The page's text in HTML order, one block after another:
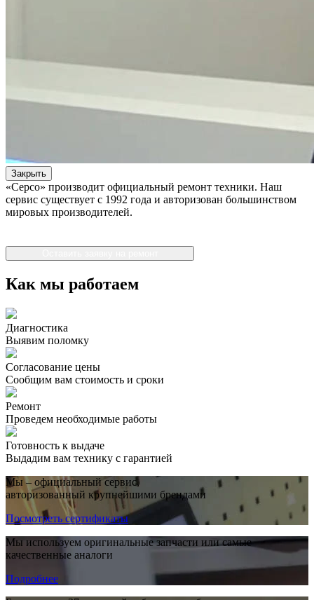
Закрыть
«Серсо» производит официальный ремонт техники. Наш
сервис существует с 1992 года и авторизован большинством
мировых производителей.
Как мы работаем
Диагностика
Выявим поломку
Согласование цены
Сообщим вам стоимость и сроки
Ремонт
Проведем необходимые работы
Готовность к выдаче
Выдадим вам технику с гарантией
Мы – официальный сервис,
авторизованный крупнейшими брендами
Посмотреть сертификаты
Мы используем оригинальные запчасти или самые
качественные аналоги
Подробнее